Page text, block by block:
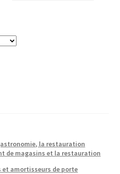
la restauration
de magasins et la restauration
et amortisseurs de porte